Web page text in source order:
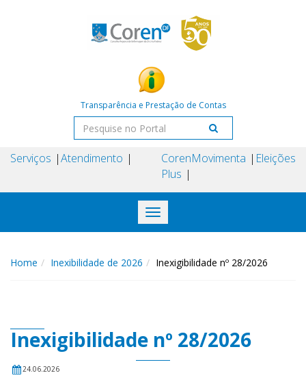
Transparência e Prestação de Contas
Serviços Atendimento
Coren
Plus
Movimenta Eleições
Toggle
navigation
Home Inexibilidade de 2026 Inexigibilidade nº 28/2026
Inexigibilidade nº 28/2026
24.06.2026